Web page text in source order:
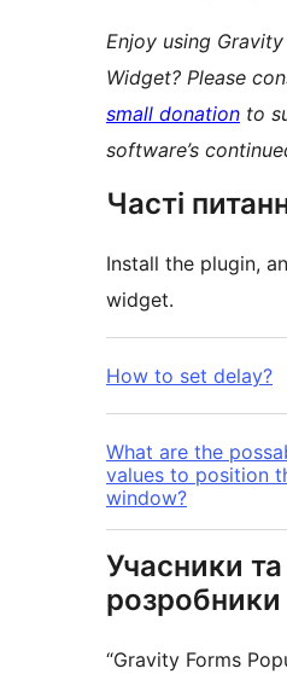
Enjoy using
Widget? Please
small donation to
software’s
Часті
Install the plugin,
widget.
How to set delay?
What are the
values to position
window?
Учасники та
розробники
“Gravity Forms